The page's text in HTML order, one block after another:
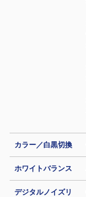
カラー／白黒切換
ホワイトバランス
デジタルノイズリ